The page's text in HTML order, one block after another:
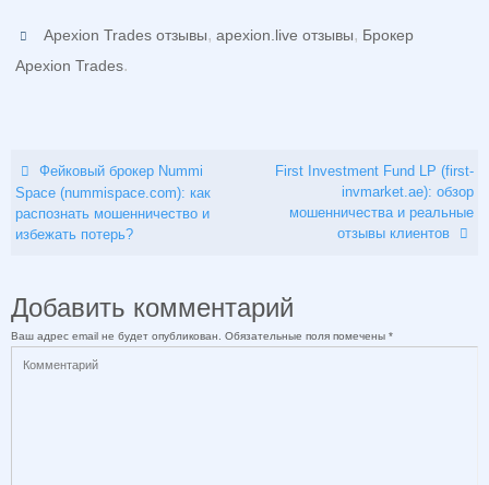
Apexion Trades отзывы,apexion.live отзывы, Брокер
Apexion Trades.
Фейковый брокер Nummi
Space (nummispace.com): как
распознать мошенничество и
избежать потерь?
First Investment Fund LP (first-
invmarket.ae): обзор
мошенничества и реальные
отзывы клиентов
Добавить комментарий
Ваш адрес email не будет опубликован. Обязательные поля помечены *